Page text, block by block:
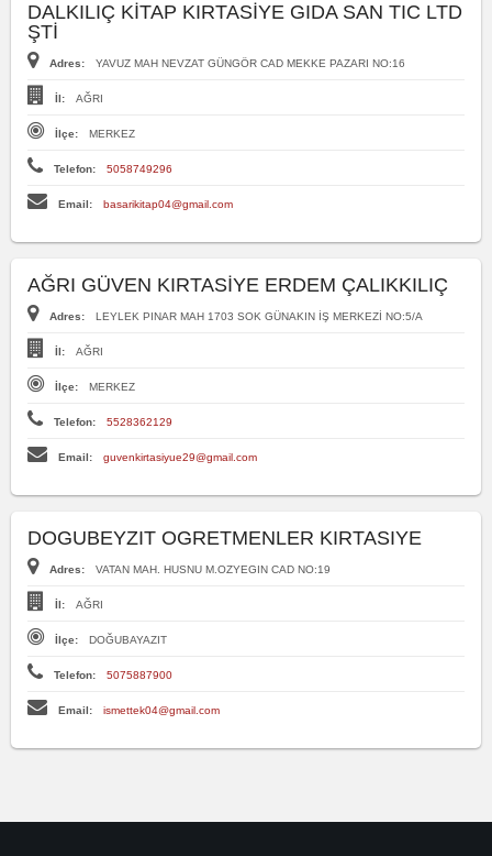
DALKILIÇ KİTAP KIRTASİYE GIDA SAN TIC LTD
ŞTİ
Adres: YAVUZ MAH NEVZAT GÜNGÖR CAD MEKKE PAZARI NO:16
İl: AĞRI
İlçe: MERKEZ
Telefon: 5058749296
Email: basarikitap04@gmail.com
AĞRI GÜVEN KIRTASİYE ERDEM ÇALIKKILIÇ
Adres: LEYLEK PINAR MAH 1703 SOK GÜNAKIN İŞ MERKEZİ NO:5/A
İl: AĞRI
İlçe: MERKEZ
Telefon: 5528362129
Email: guvenkirtasiyue29@gmail.com
DOGUBEYZIT OGRETMENLER KIRTASIYE
Adres: VATAN MAH. HUSNU M.OZYEGIN CAD NO:19
İl: AĞRI
İlçe: DOĞUBAYAZIT
Telefon: 5075887900
Email: ismettek04@gmail.com